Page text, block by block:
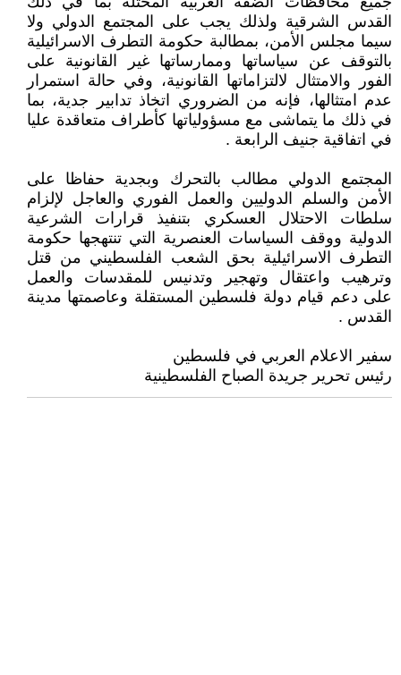
القدس الشرقية ولذلك يجب على المجتمع الدولي ولا
سيما مجلس الأمن، بمطالبة حكومة التطرف الاسرائيلية
بالتوقف عن سياساتها وممارساتها غير القانونية على
الفور والامتثال لالتزاماتها القانونية، وفي حالة استمرار
عدم امتثالها، فإنه من الضروري اتخاذ تدابير جدية، بما
في ذلك ما يتماشى مع مسؤولياتها كأطراف متعاقدة عليا
في اتفاقية جنيف الرابعة .
المجتمع الدولي مطالب بالتحرك وبجدية حفاظا على
الأمن والسلم الدوليين والعمل الفوري والعاجل لإلزام
سلطات الاحتلال العسكري بتنفيذ قرارات الشرعية
الدولية ووقف السياسات العنصرية التي تنتهجها حكومة
التطرف الاسرائيلية بحق الشعب الفلسطيني من قتل
وترهيب واعتقال وتهجير وتدنيس للمقدسات والعمل
على دعم قيام دولة فلسطين المستقلة وعاصمتها مدينة
القدس .
سفير الاعلام العربي في فلسطين
رئيس تحرير جريدة الصباح الفلسطينية